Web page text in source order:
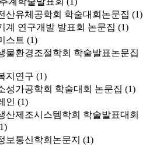
산유체공학회 학술대회논문집 (1)
계 연구개발 발표회 논문집 (1)
스트 (1)
물환경조절학회 학술발표논문집
지연구 (1)
성가공학회 학술대회 논문집 (1)
인 (1)
산제조시스템학회 학술발표대회
보통신학회논문지 (1)